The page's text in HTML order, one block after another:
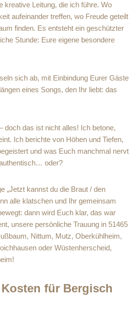
kreative Leitung, die ich führe. Wo
aufeinander treffen, wo Freude geteilt
finden. Es entsteht ein geschützter
Stunde: Eure eigene besondere
sich ab, mit Einbindung Eurer Gäste
eines Songs, den Ihr liebt: das
doch das ist nicht alles! Ich betone,
Ich berichte von Höhen und Tiefen,
und was Euch manchmal nervt
oder?
„Jetzt kannst du die Braut / den
alle klatschen und Ihr gemeinsam
dann wird Euch klar, das war
unsere persönliche Trauung in 51465
Nittum, Mutz, Oberkühlheim,
oder Wüstenherscheid,
für Bergisch